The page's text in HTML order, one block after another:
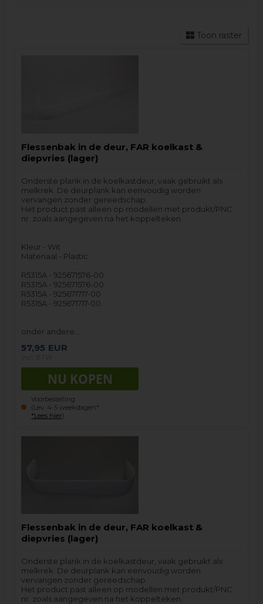
Toon raster
Flessenbak in de deur, FAR koelkast &
diepvries (lager)
Onderste plank in de koelkastdeur, vaak gebruikt als
melkrek. De deurplank kan eenvoudig worden
vervangen zonder gereedschap.
Het product past alleen op modellen met produkt/PNC
nr. zoals aangegeven na het koppelteken.
Kleur - Wit
Materiaal - Plastic
R5315A - 925671576-00
R5315A - 925671576-00
R5315A - 925671717-00
R5315A - 925671717-00
onder andere…
57,95 EUR
Voorbestelling
(Lev. 4-5 weekdagen*
*Lees hier)
Flessenbak in de deur, FAR koelkast &
diepvries (lager)
Onderste plank in de koelkastdeur, vaak gebruikt als
melkrek. De deurplank kan eenvoudig worden
vervangen zonder gereedschap.
Het product past alleen op modellen met produkt/PNC
nr. zoals aangegeven na het koppelteken.